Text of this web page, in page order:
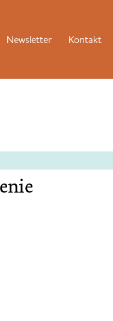
Newsletter Kontakt